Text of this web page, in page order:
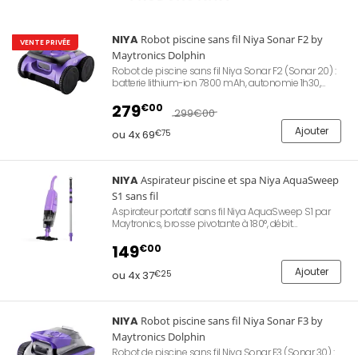
VENTE PRIVÉE NIYA Robot piscine sans fil Niya Sonar F2 by
Maytronics Dolphin
Robot de piscine sans fil Niya Sonar F2 (Sonar 20) :
batterie lithium-ion 7800 mAh, autonomie 1h30,
brushless, panier filtrant 2L (200 microns), nettoyage
du fond uniquement, pour piscines jusqu'à 8 m,
poids 8 kg, garantie 2 ans.
279€00 299€00
ou 4x 69€75 Ajouter
NIYAAspirateur piscine et spa Niya AquaSweep
S1 sans fil
Aspirateur portatif sans fil Niya AquaSweep S1 par
Maytronics, brosse pivotante à 180°, débit
panier 1,3 L, batterie rechargeable 60 min, recharge 4,5
h, capteur d'arrêt automatique hors eau, adapté aux
bassins enterrés, hors-sol et spas dès 27 cm de
profondeur, 3,02 kg, manche télescopique fourni.
149€00
ou 4x 37€25 Ajouter
NIYA Robot piscine sans fil Niya Sonar F3 by
Maytronics Dolphin
Robot de piscine sans fil Niya Sonar F3 (Sonar 30) :